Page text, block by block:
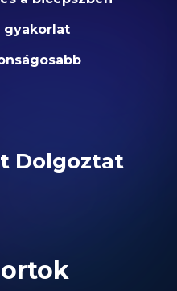
gyakorlat
Dolgoztat